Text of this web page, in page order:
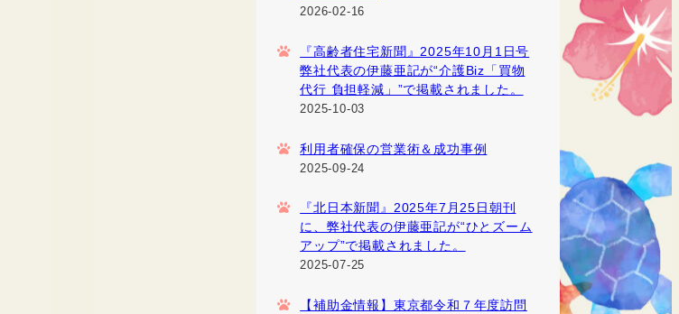
2026-02-16
『高齢者住宅新聞』2025年10月1日号
弊社代表の伊藤亜記が“介護Biz「買物
代行 負担軽減」”で掲載されました。
2025-10-03
利用者確保の営業術＆成功事例
2025-09-24
『北日本新聞』2025年7月25日朝刊
に、弊社代表の伊藤亜記が“ひとズーム
アップ”で掲載されました。
2025-07-25
【補助金情報】東京都令和７年度訪問